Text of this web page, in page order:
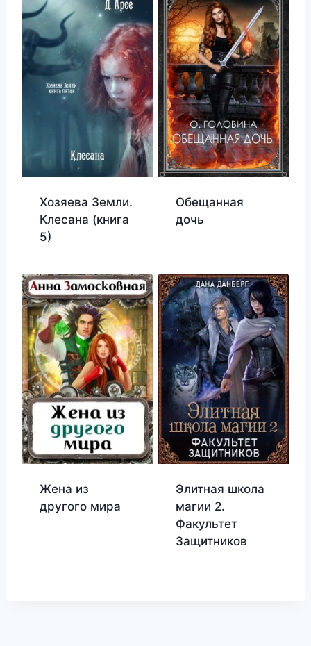
Хозяева Земли.
Клесана (книга
5)
Обещанная
дочь
Жена из
другого мира
Элитная школа
магии 2.
Факультет
Защитников